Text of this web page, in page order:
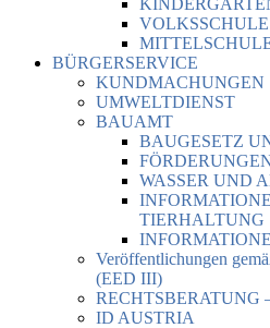
VOLKSSCHULE
BÜRGERSERVICE
KUNDMACHUNGEN
UMWELTDIENST
BAUAMT
BAUGESETZ
WASSER UND
TIERHALTUNG
Veröffentlichungen
(EED III)
RECHTSBERATUNG
ID AUSTRIA